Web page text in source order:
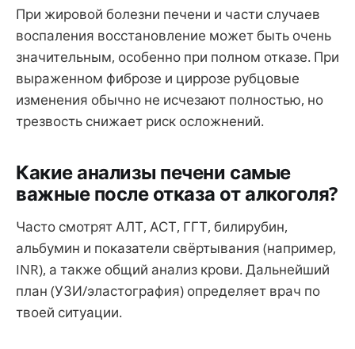
При жировой болезни печени и части случаев
воспаления восстановление может быть очень
значительным, особенно при полном отказе. При
выраженном фиброзе и циррозе рубцовые
изменения обычно не исчезают полностью, но
трезвость снижает риск осложнений.
Какие анализы печени самые
важные после отказа от алкоголя?
Часто смотрят АЛТ, АСТ, ГГТ, билирубин,
альбумин и показатели свёртывания (например,
INR), а также общий анализ крови. Дальнейший
план (УЗИ/эластография) определяет врач по
твоей ситуации.